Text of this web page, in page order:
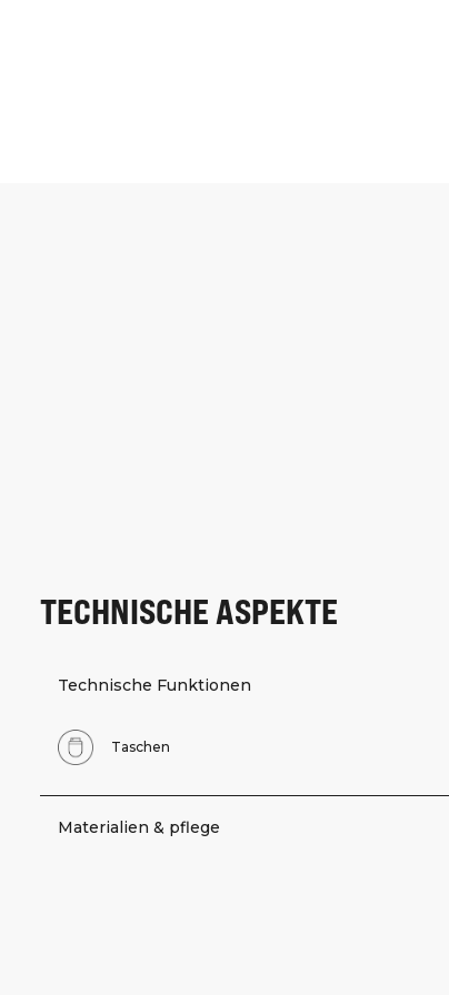
TECHNISCHE ASPEKTE
Technische Funktionen
Taschen
Materialien & pflege